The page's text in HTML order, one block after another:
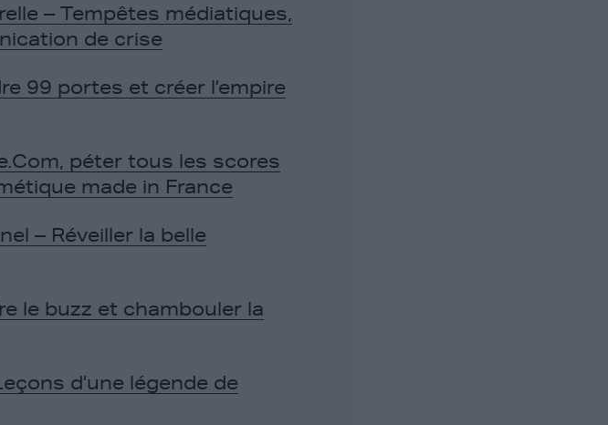
– Tempêtes médiatiques,
de crise
99 portes et créer l’empire
péter tous les scores
made in France
– Réveiller la belle
le buzz et chambouler la
d’une légende de